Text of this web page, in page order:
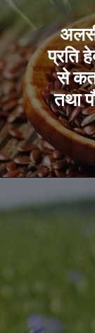
प्रति
से
तथा